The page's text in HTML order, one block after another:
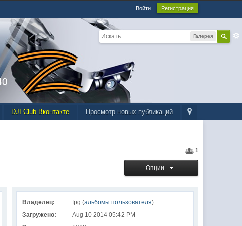
Войти Регистрация
Галерея
Просмотр новых публикаций
DJI Club Вконтакте
1
Опции
Владелец: fpg (альбомы пользователя)
Загружено:
Aug 10 2014 05:42 PM